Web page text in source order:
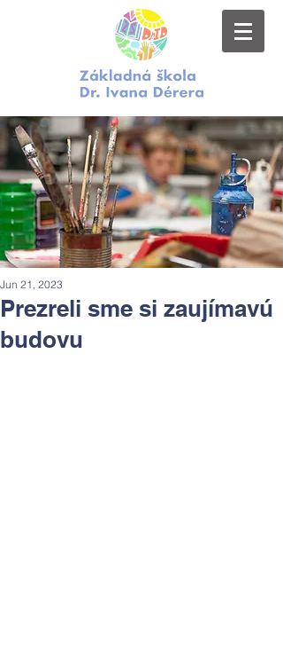
Prezreli sme si zaujímavú
budovu
Jun 21, 2023